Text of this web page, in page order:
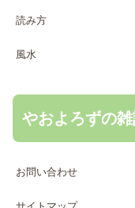
読み方
風水
やおよろずの
お問い合わせ